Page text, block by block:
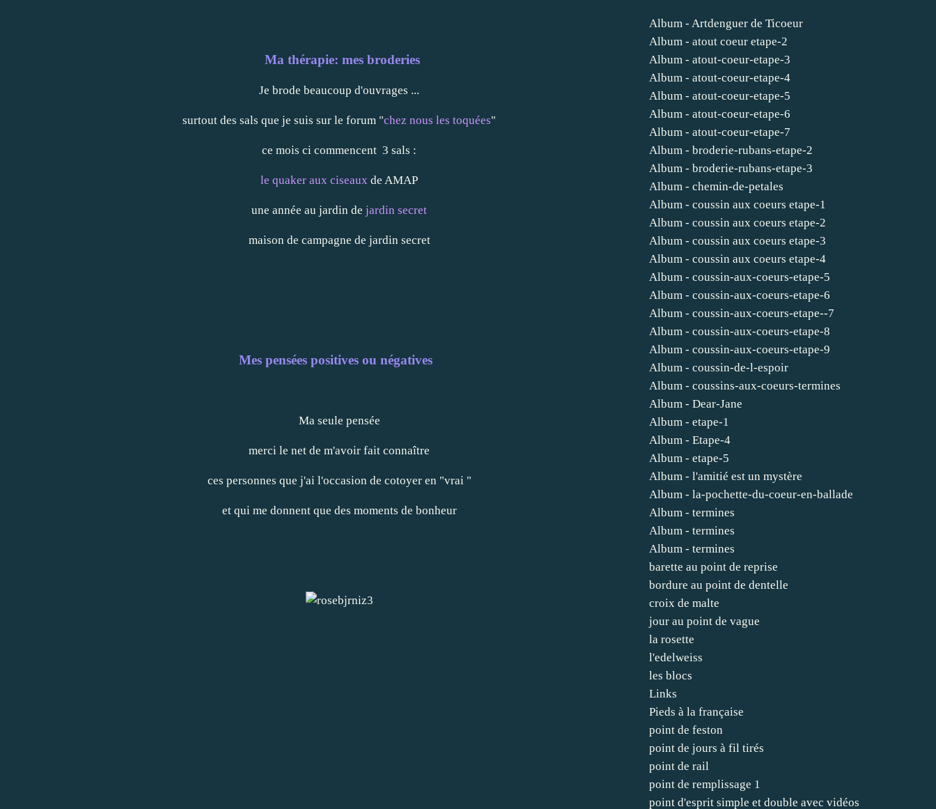
Ma thérapie: mes broderies
Je brode beaucoup d'ouvrages ...
surtout des sals que je suis sur le forum "chez nous les toquées"
ce mois ci commencent 3 sals :
le quaker aux ciseaux de AMAP
une année au jardin de jardin secret
maison de campagne de jardin secret
Mes pensées positives ou négatives
Ma seule pensée
merci le net de m'avoir fait connaître
ces personnes que j'ai l'occasion de cotoyer en "vrai "
et qui me donnent que des moments de bonheur
Album - Artdenguer de Ticoeur
Album - atout coeur etape-2
Album - atout-coeur-etape-3
Album - atout-coeur-etape-4
Album - atout-coeur-etape-5
Album - atout-coeur-etape-6
Album - atout-coeur-etape-7
Album - broderie-rubans-etape-2
Album - broderie-rubans-etape-3
Album - chemin-de-petales
Album - coussin aux coeurs etape-1
Album - coussin aux coeurs etape-2
Album - coussin aux coeurs etape-3
Album - coussin aux coeurs etape-4
Album - coussin-aux-coeurs-etape-5
Album - coussin-aux-coeurs-etape-6
Album - coussin-aux-coeurs-etape--7
Album - coussin-aux-coeurs-etape-8
Album - coussin-aux-coeurs-etape-9
Album - coussin-de-l-espoir
Album - coussins-aux-coeurs-termines
Album - Dear-Jane
Album - etape-1
Album - Etape-4
Album - etape-5
Album - l'amitié est un mystère
Album - la-pochette-du-coeur-en-ballade
Album - termines
Album - termines
Album - termines
barette au point de reprise
bordure au point de dentelle
croix de malte
jour au point de vague
la rosette
l'edelweiss
les blocs
Links
Pieds à la française
point de feston
point de jours à fil tirés
point de rail
point de remplissage 1
point d'esprit simple et double avec vidéos